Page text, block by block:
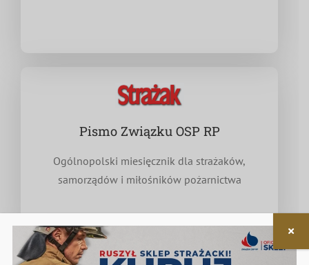
Pismo Związku OSP RP
Ogólnopolski miesięcznik dla strażaków,
samorządów i miłośników pożarnictwa